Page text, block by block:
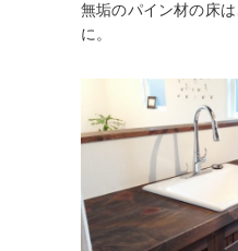
無垢のパイン材の床
に。